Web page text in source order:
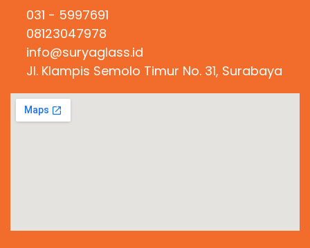
031 - 5997691
08123047978
info@suryaglass.id
Jl. Klampis Semolo Timur No. 31, Surabaya